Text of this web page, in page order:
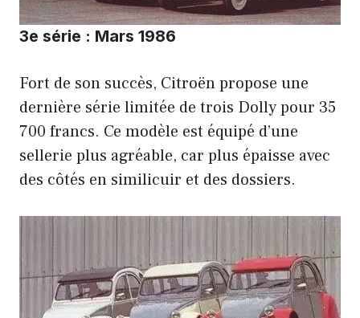
3e série : Mars 1986
Fort de son succès, Citroën propose une
dernière série limitée de trois Dolly pour 35
700 francs. Ce modèle est équipé d’une
sellerie plus agréable, car plus épaisse avec
des côtés en similicuir et des dossiers.